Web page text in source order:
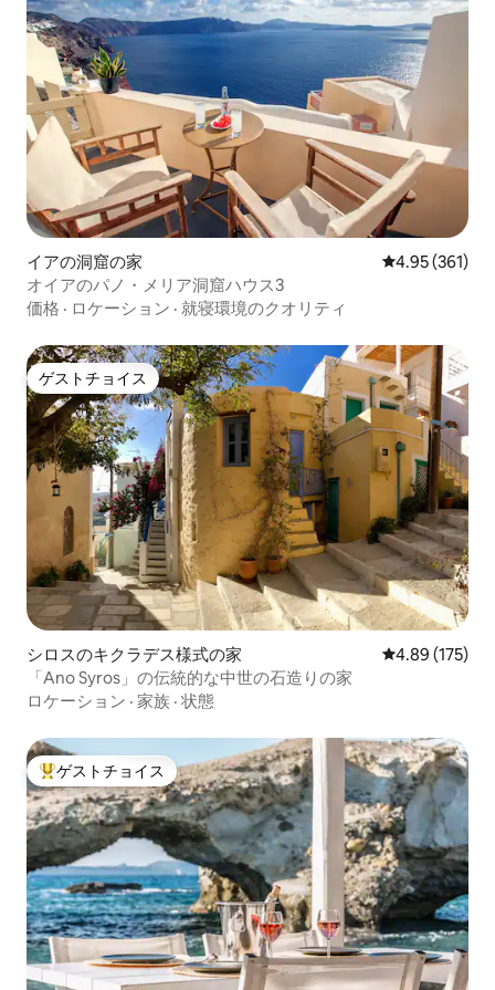
イアの洞窟の家 レビュー361
4.95 (361)
オイアのパノ・メリア洞窟ハウス3
価格 · ロケーション · 就寝環境のクオリティ
ゲストチョイス
ゲストチョイス
シロスのキクラデス様式の家 レビュー175
4.89 (175)
「Ano Syros」の伝統的な中世の石造りの家
ロケーション · 家族 · 状態
大好評のゲストチョイスです。
ゲストチョイス